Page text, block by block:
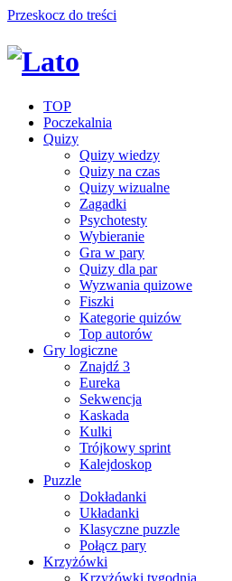
Przeskocz do treści
TOP
Poczekalnia
Quizy
Quizy wiedzy
Quizy na czas
Quizy wizualne
Zagadki
Psychotesty
Wybieranie
Gra w pary
Quizy dla par
Wyzwania quizowe
Fiszki
Kategorie quizów
Top autorów
Gry logiczne
Znajdź 3
Eureka
Sekwencja
Kaskada
Kulki
Trójkowy sprint
Kalejdoskop
Puzzle
Dokładanki
Układanki
Klasyczne puzzle
Połącz pary
Krzyżówki
Krzyżówki tygodnia